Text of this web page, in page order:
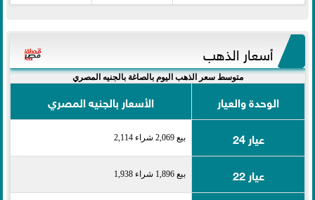
أسعار الذهب
متوسط سعر الذهب اليوم بالصاغة بالجنيه المصري
الوحدة والعيار
الأسعار بالجنيه المصري
عيار 24
بيع 2,069 شراء 2,114
عيار 22 بيع 1,896 شراء 1,938